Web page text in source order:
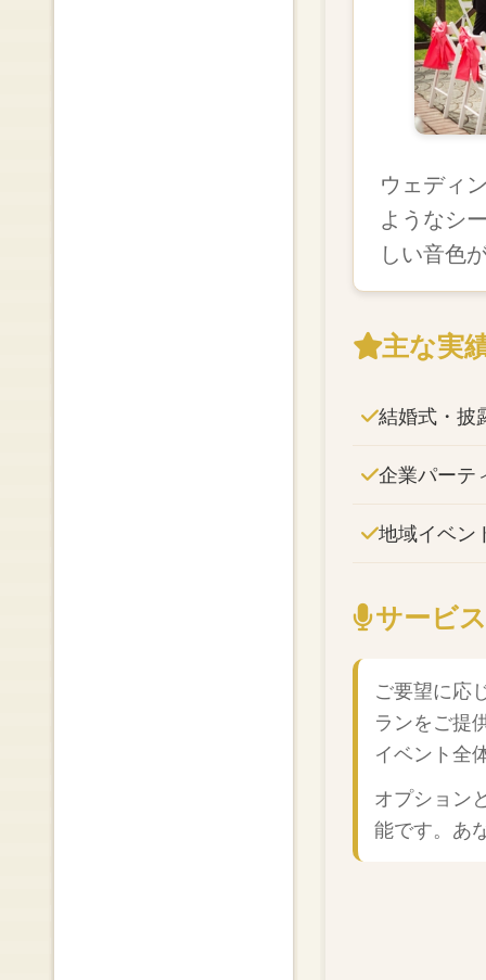
ウェディ
ようなシ
しい音色
主な実
結婚式・披
企業パーテ
地域イベン
サービ
ご要望に応
ランをご提
イベント全
オプション
能です。あ